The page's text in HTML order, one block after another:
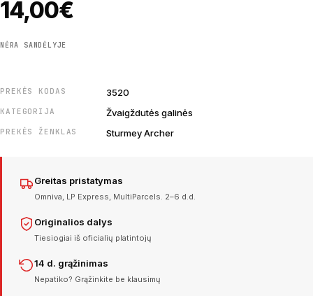
14,00€
NĖRA SANDĖLYJE
PREKĖS KODAS 3520
KATEGORIJA Žvaigždutės galinės
PREKĖS ŽENKLAS Sturmey Archer
Greitas pristatymas
Omniva, LP Express, MultiParcels. 2–6 d.d.
Originalios dalys
Tiesiogiai iš oficialių platintojų
14 d. grąžinimas
Nepatiko? Grąžinkite be klausimų